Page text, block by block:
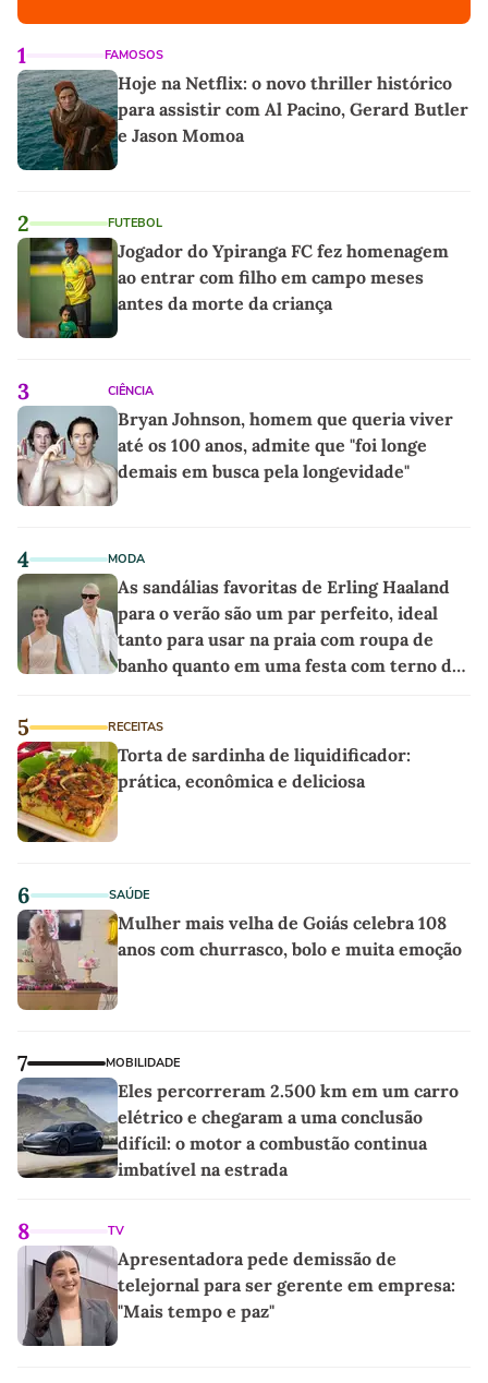
1 FAMOSOS
Hoje na Netflix: o novo thriller histórico
para assistir com Al Pacino, Gerard Butler
e Jason Momoa
2 FUTEBOL
Jogador do Ypiranga FC fez homenagem
ao entrar com filho em campo meses
antes da morte da criança
3 CIÊNCIA
Bryan Johnson, homem que queria viver
até os 100 anos, admite que "foi longe
demais em busca pela longevidade"
4 MODA
As sandálias favoritas de Erling Haaland
para o verão são um par perfeito, ideal
tanto para usar na praia com roupa de
banho quanto em uma festa com terno de
5 RECEITAS
Torta de sardinha de liquidificador:
prática, econômica e deliciosa
6 SAÚDE
Mulher mais velha de Goiás celebra 108
anos com churrasco, bolo e muita emoção
7 MOBILIDADE
Eles percorreram 2.500 km em um carro
elétrico e chegaram a uma conclusão
difícil: o motor a combustão continua
imbatível na estrada
8 TV
Apresentadora pede demissão de
telejornal para ser gerente em empresa:
"Mais tempo e paz"